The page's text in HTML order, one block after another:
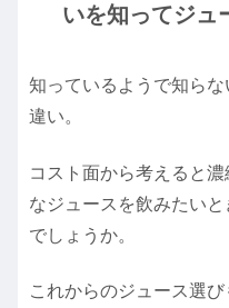
いを知ってジュ
知っているようで知ら
違い。
コスト面から考えると
なジュースを飲みたい
でしょうか。
これからのジュース選